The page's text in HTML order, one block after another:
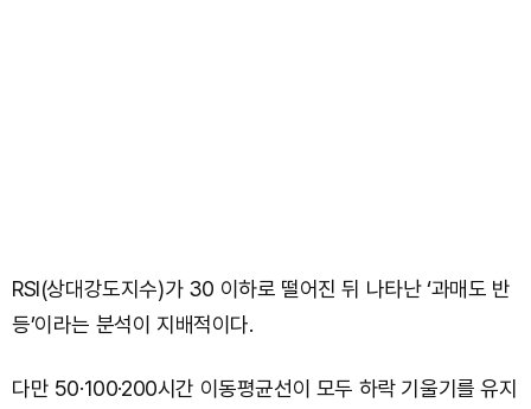
RSI(상대강도지수)가 30 이하로 떨어진 뒤 나타난 ‘과매도 반
등’이라는 분석이 지배적이다.
다만 50·100·200시간 이동평균선이 모두 하락 기울기를 유지